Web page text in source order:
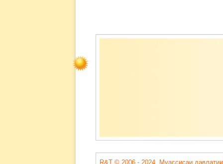
Содержимое
R&T © 2006 - 2024. Муассисаи